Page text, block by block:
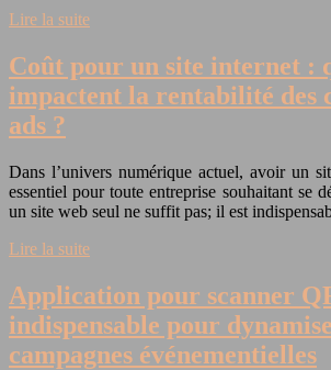
Lire la suite
Coût pour un site internet :
impactent la rentabilité des
ads ?
Dans l’univers numérique actuel, avoir un
essentiel pour toute entreprise souhaitant se
un site web seul ne suffit pas; il est
Lire la suite
Application pour scanner
indispensable pour
campagnes événementielles